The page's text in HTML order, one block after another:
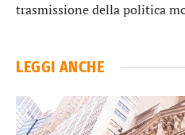
trasmissione della politica
LEGGI ANCHE